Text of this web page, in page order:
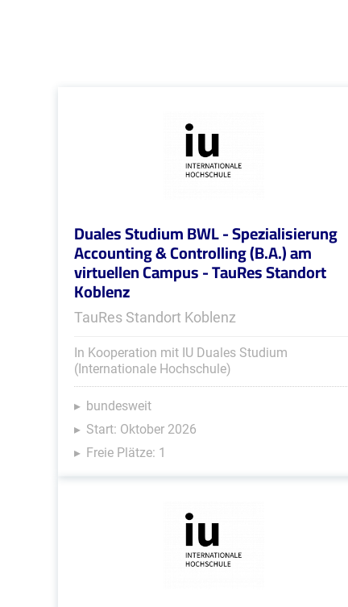
Duales Studium BWL - Spezialisierung
Accounting & Controlling (B.A.) am
virtuellen Campus - TauRes Standort
Koblenz
TauRes Standort Koblenz
In Kooperation mit IU Duales Studium
(Internationale Hochschule)
bundesweit
Start: Oktober 2026
Freie Plätze: 1